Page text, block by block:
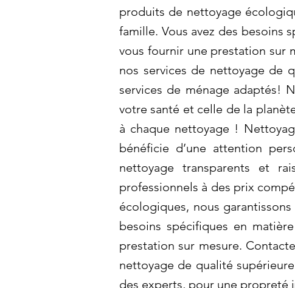
produits de nettoyage
famille. Vous avez des besoins
vous fournir une prestation sur
nos services de nettoyage de
services de ménage adaptés!
votre santé et celle de la
à chaque nettoyage !
bénéficie d’une attention
nettoyage transparents et
professionnels à des prix
écologiques, nous
besoins spécifiques en
prestation sur mesure.
nettoyage de qualité
des experts, pour une propreté